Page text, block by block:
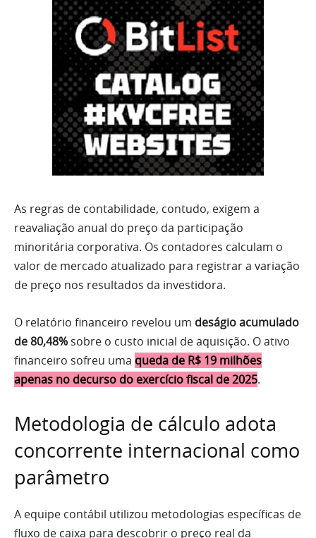
As regras de contabilidade, contudo, exigem a
reavaliação anual do preço da participação
minoritária corporativa. Os contadores calculam o
valor de mercado atualizado para registrar a variação
de preço nos resultados da investidora.
O relatório financeiro revelou um deságio acumulado
de 80,48% sobre o custo inicial de aquisição. O ativo
financeiro sofreu uma queda de R$ 19 milhões
apenas no decurso do exercício fiscal de 2025.
Metodologia de cálculo adota
concorrente internacional como
parâmetro
A equipe contábil utilizou metodologias específicas de
fluxo de caixa para descobrir o preço real da